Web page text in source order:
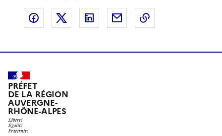
é
c
é
e
t
Partager sur Facebook
Partager sur XPartager sur LinkedIn
Partager par email
PRÉFET
DE LA RÉGION
AUVERGNE-
RHÔNE-ALPES